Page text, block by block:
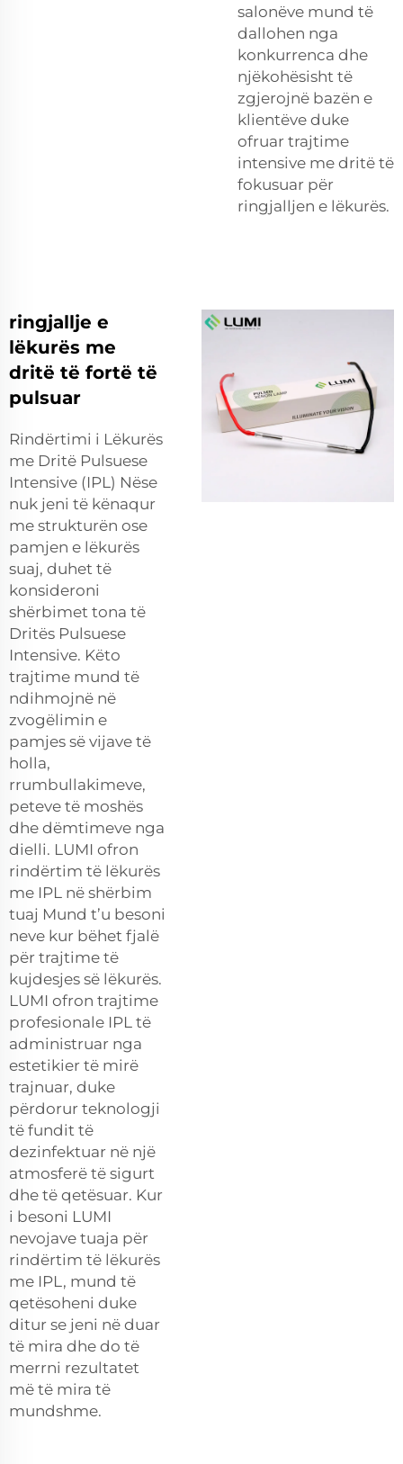
salonëve mund të
dallohen nga
konkurrenca dhe
njëkohësisht të
zgjerojnë bazën e
klientëve duke
ofruar trajtime
intensive me dritë të
fokusuar për
ringjalljen e lëkurës.
ringjallje e
lëkurës me
dritë të fortë të
pulsuar
Rindërtimi i Lëkurës
me Dritë Pulsuese
Intensive (IPL) Nëse
nuk jeni të kënaqur
me strukturën ose
pamjen e lëkurës
suaj, duhet të
konsideroni
shërbimet tona të
Dritës Pulsuese
Intensive. Këto
trajtime mund të
ndihmojnë në
zvogëlimin e
pamjes së vijave të
holla,
rrumbullakimeve,
peteve të moshës
dhe dëmtimeve nga
dielli. LUMI ofron
rindërtim të lëkurës
me IPL në shërbim
tuaj Mund t’u besoni
neve kur bëhet fjalë
për trajtime të
kujdesjes së lëkurës.
LUMI ofron trajtime
profesionale IPL të
administruar nga
estetikier të mirë
trajnuar, duke
përdorur teknologji
të fundit të
dezinfektuar në një
atmosferë të sigurt
dhe të qetësuar. Kur
i besoni LUMI
nevojave tuaja për
rindërtim të lëkurës
me IPL, mund të
qetësoheni duke
ditur se jeni në duar
të mira dhe do të
merrni rezultatet
më të mira të
mundshme.